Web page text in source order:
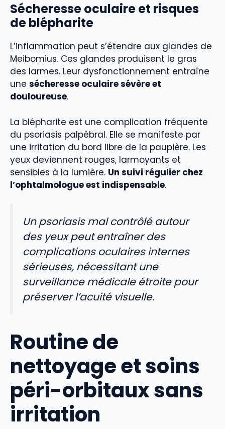
Sécheresse oculaire et risques
de blépharite
L’inflammation peut s’étendre aux glandes de
Meibomius. Ces glandes produisent le gras
des larmes. Leur dysfonctionnement entraîne
une sécheresse oculaire sévère et
douloureuse.
La blépharite est une complication fréquente
du psoriasis palpébral. Elle se manifeste par
une irritation du bord libre de la paupière. Les
yeux deviennent rouges, larmoyants et
sensibles à la lumière. Un suivi régulier chez
l’ophtalmologue est indispensable.
Un psoriasis mal contrôlé autour
des yeux peut entraîner des
complications oculaires internes
sérieuses, nécessitant une
surveillance médicale étroite pour
préserver l’acuité visuelle.
Routine de
nettoyage et soins
péri-orbitaux sans
irritation